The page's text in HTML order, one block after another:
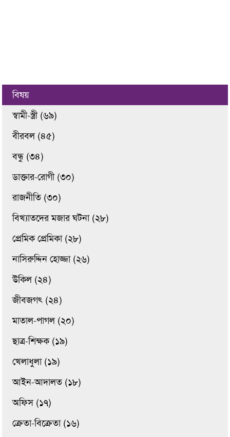
বিষয়
স্বামী-স্ত্রী (৬৯)
বীরবল (৪৫)
বন্ধু (৩৪)
ডাক্তার-রোগী (৩০)
রাজনীতি (৩০)
বিখ্যাতদের মজার ঘটনা (২৮)
প্রেমিক প্রেমিকা (২৮)
নাসিরুদ্দিন হোজ্জা (২৬)
উকিল (২৪)
জীবজগৎ (২৪)
মাতাল-পাগল (২০)
ছাত্র-শিক্ষক (১৯)
খেলাধুলা (১৯)
আইন-আদালত (১৮)
অফিস (১৭)
ক্রেতা-বিক্রেতা (১৬)